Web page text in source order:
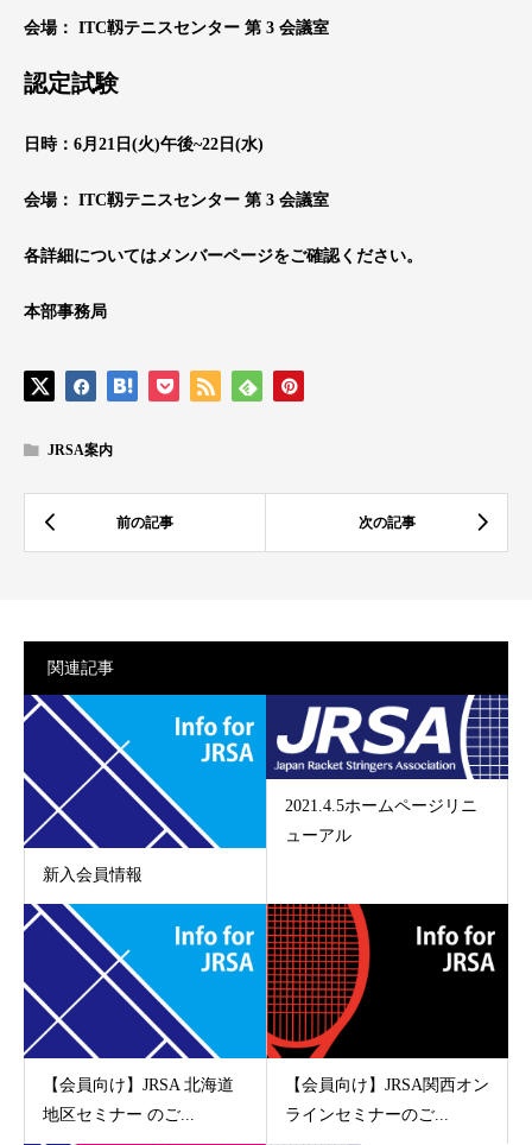
会場： ITC靱テニスセンター 第 3 会議室
認定試験
日時：6月21日(火)午後~22日(水)
会場： ITC靱テニスセンター 第 3 会議室
各詳細についてはメンバーページをご確認ください。
本部事務局
JRSA案内
関連記事
新入会員情報
2021.4.5ホームページリニ
ューアル
【会員向け】JRSA 北海道
地区セミナー のご...
【会員向け】JRSA関西オン
ラインセミナーのご...